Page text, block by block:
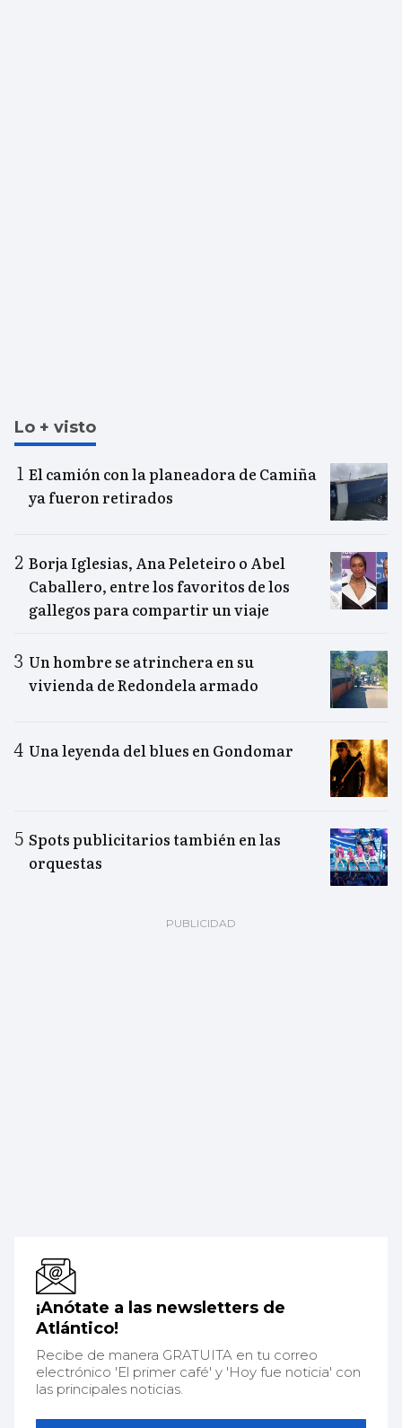
Lo + visto
El camión con la planeadora de Camiña
ya fueron retirados
Borja Iglesias, Ana Peleteiro o Abel
Caballero, entre los favoritos de los
gallegos para compartir un viaje
Un hombre se atrinchera en su
vivienda de Redondela armado
Una leyenda del blues en Gondomar
Spots publicitarios también en las
orquestas
¡Anótate a las newsletters de
Atlántico!
Recibe de manera GRATUITA en tu correo
electrónico 'El primer café' y 'Hoy fue noticia' con
las principales noticias.